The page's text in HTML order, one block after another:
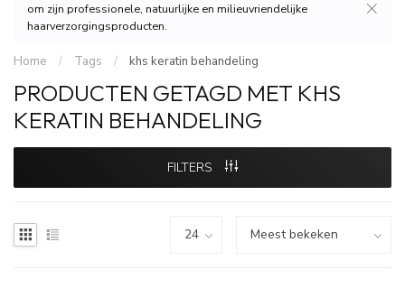
om zijn professionele, natuurlijke en milieuvriendelijke
haarverzorgingsproducten.
Home / Tags / khs keratin behandeling
PRODUCTEN GETAGD MET KHS
KERATIN BEHANDELING
FILTERS